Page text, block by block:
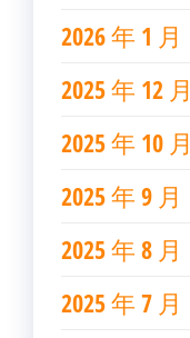
2026 年 1 月
2025 年 12 月
2025 年 10 月
2025 年 9 月
2025 年 8 月
2025 年 7 月